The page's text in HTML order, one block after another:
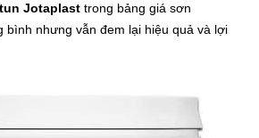
Jotaplasttrong bảng giá sơn
bình nhưng vẫn đem lại hiệu quả và lợi